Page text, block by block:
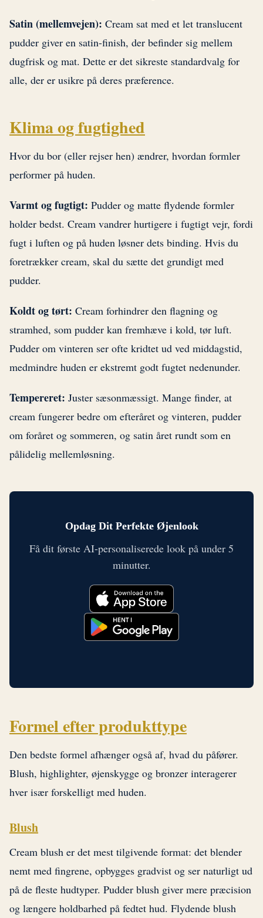
Satin (mellemvejen): Cream sat med et let translucent
pudder giver en satin-finish, der befinder sig mellem
dugfrisk og mat. Dette er det sikreste standardvalg for
alle, der er usikre på deres præference.
Klima og fugtighed
Hvor du bor (eller rejser hen) ændrer, hvordan formler
performer på huden.
Varmt og fugtigt: Pudder og matte flydende formler
holder bedst. Cream vandrer hurtigere i fugtigt vejr, fordi
fugt i luften og på huden løsner dets binding. Hvis du
foretrækker cream, skal du sætte det grundigt med
pudder.
Koldt og tørt: Cream forhindrer den flagning og
stramhed, som pudder kan fremhæve i kold, tør luft.
Pudder om vinteren ser ofte kridtet ud ved middagstid,
medmindre huden er ekstremt godt fugtet nedenunder.
Tempereret: Juster sæsonmæssigt. Mange finder, at
cream fungerer bedre om efteråret og vinteren, pudder
om foråret og sommeren, og satin året rundt som en
pålidelig mellemløsning.
Opdag Dit Perfekte Øjenlook
Få dit første AI-personaliserede look på under 5
minutter.
Formel efter produkttype
Den bedste formel afhænger også af, hvad du påfører.
Blush, highlighter, øjenskygge og bronzer interagerer
hver især forskelligt med huden.
Blush
Cream blush er det mest tilgivende format: det blender
nemt med fingrene, opbygges gradvist og ser naturligt ud
på de fleste hudtyper. Pudder blush giver mere præcision
og længere holdbarhed på fedtet hud. Flydende blush